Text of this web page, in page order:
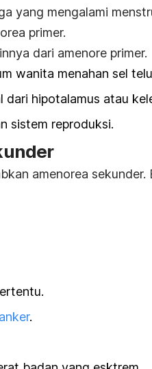
yang mengalami
primer.
dari amenore primer.
wanita menahan sel
dari hipotalamus atau
sistem reproduksi.
amenorea sekunder.
.